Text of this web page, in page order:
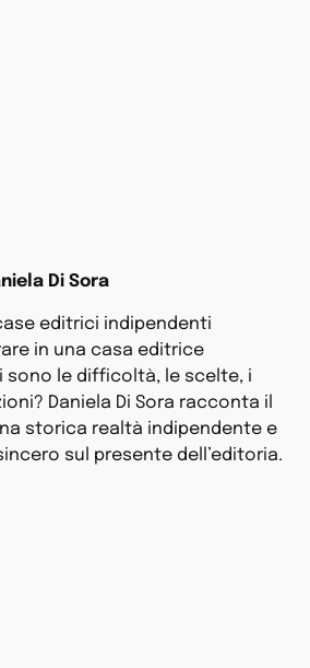
Di Sora
editrici indipendenti
in una casa editrice
sono le difficoltà, le scelte, i
Daniela Di Sora racconta il
storica realtà indipendente e
sul presente dell’editoria.